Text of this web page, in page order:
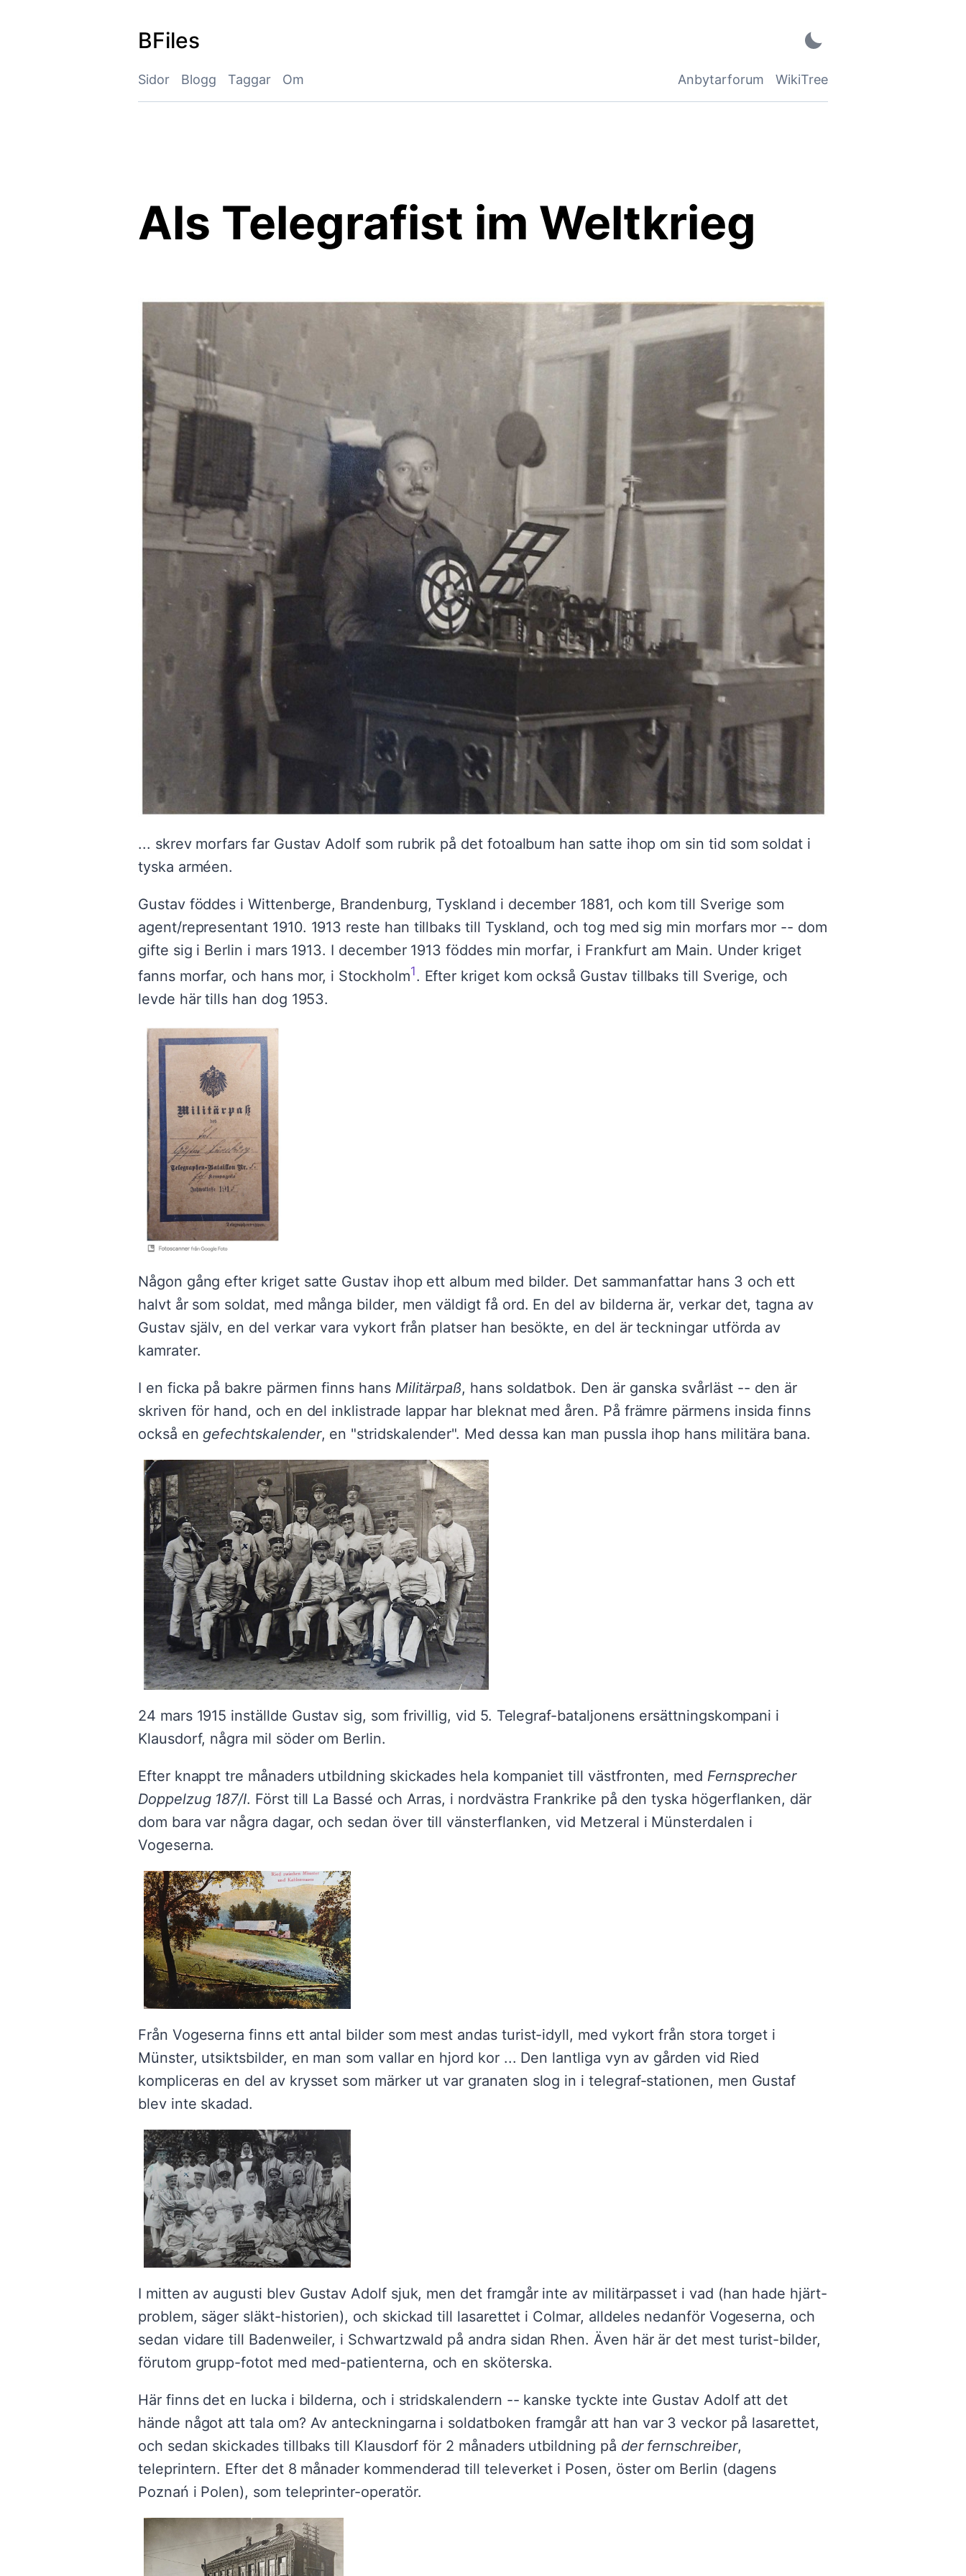
BFiles
Sidor Blogg Taggar Om Anbytarforum WikiTree
Als Telegrafist im Weltkrieg
... skrev morfars far Gustav Adolf som rubrik på det fotoalbum han satte ihop om sin tid som soldat i
tyska arméen.
Gustav föddes i Wittenberge, Brandenburg, Tyskland i december 1881, och kom till Sverige som
agent/representant 1910. 1913 reste han tillbaks till Tyskland, och tog med sig min morfars mor -- dom
gifte sig i Berlin i mars 1913. I december 1913 föddes min morfar, i Frankfurt am Main. Under kriget
fanns morfar, och hans mor, i Stockholm1. Efter kriget kom också Gustav tillbaks till Sverige, och
levde här tills han dog 1953.
Någon gång efter kriget satte Gustav ihop ett album med bilder. Det sammanfattar hans 3 och ett
halvt år som soldat, med många bilder, men väldigt få ord. En del av bilderna är, verkar det, tagna av
Gustav själv, en del verkar vara vykort från platser han besökte, en del är teckningar utförda av
kamrater.
I en ficka på bakre pärmen finns hans Militärpaß, hans soldatbok. Den är ganska svårläst -- den är
skriven för hand, och en del inklistrade lappar har bleknat med åren. På främre pärmens insida finns
också en gefechtskalender, en "stridskalender". Med dessa kan man pussla ihop hans militära bana.
24 mars 1915 inställde Gustav sig, som frivillig, vid 5. Telegraf-bataljonens ersättningskompani i
Klausdorf, några mil söder om Berlin.
Efter knappt tre månaders utbildning skickades hela kompaniet till västfronten, med Fernsprecher
Doppelzug 187/I. Först till La Bassé och Arras, i nordvästra Frankrike på den tyska högerflanken, där
dom bara var några dagar, och sedan över till vänsterflanken, vid Metzeral i Münsterdalen i
Vogeserna.
Från Vogeserna finns ett antal bilder som mest andas turist-idyll, med vykort från stora torget i
Münster, utsiktsbilder, en man som vallar en hjord kor ... Den lantliga vyn av gården vid Ried
kompliceras en del av krysset som märker ut var granaten slog in i telegraf-stationen, men Gustaf
blev inte skadad.
I mitten av augusti blev Gustav Adolf sjuk, men det framgår inte av militärpasset i vad (han hade hjärt-
problem, säger släkt-historien), och skickad till lasarettet i Colmar, alldeles nedanför Vogeserna, och
sedan vidare till Badenweiler, i Schwartzwald på andra sidan Rhen. Även här är det mest turist-bilder,
förutom grupp-fotot med med-patienterna, och en sköterska.
Här finns det en lucka i bilderna, och i stridskalendern -- kanske tyckte inte Gustav Adolf att det
hände något att tala om? Av anteckningarna i soldatboken framgår att han var 3 veckor på lasarettet,
och sedan skickades tillbaks till Klausdorf för 2 månaders utbildning på der fernschreiber,
teleprintern. Efter det 8 månader kommenderad till televerket i Posen, öster om Berlin (dagens
Poznań i Polen), som teleprinter-operatör.